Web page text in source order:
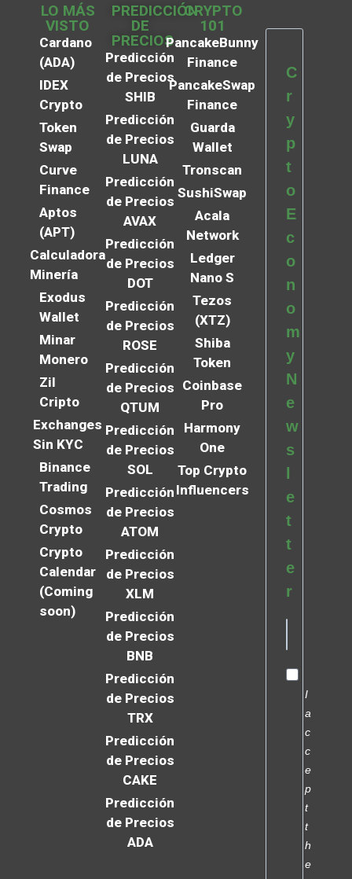
LO MÁS
VISTO
Cardano
(ADA)
IDEX
Crypto
Token
Swap
Curve
Finance
Aptos
(APT)
Calculadora
Minería
Exodus
Wallet
Minar
Monero
Zil
Cripto
Exchanges
Sin KYC
Binance
Trading
Cosmos
Crypto
Crypto
Calendar
(Coming
soon)
PREDICCIÓN
DE
PRECIOS
Predicción
de Precios
SHIB
Predicción
de Precios
LUNA
Predicción
de Precios
AVAX
Predicción
de Precios
DOT
Predicción
de Precios
ROSE
Predicción
de Precios
QTUM
Predicción
de Precios
SOL
Predicción
de Precios
ATOM
Predicción
de Precios
XLM
Predicción
de Precios
BNB
Predicción
de Precios
TRX
Predicción
de Precios
CAKE
Predicción
de Precios
ADA
CRYPTO
101
PancakeBunny
Finance
PancakeSwap
Finance
Guarda
Wallet
Tronscan
SushiSwap
Acala
Network
Ledger
Nano S
Tezos
(XTZ)
Shiba
Token
Coinbase
Pro
Harmony
One
Top Crypto
Influencers
C
r
y
p
t
o
E
c
o
n
o
m
y
N
e
w
s
e
t
t
e
r
I
a
c
c
e
p
t
t
h
e